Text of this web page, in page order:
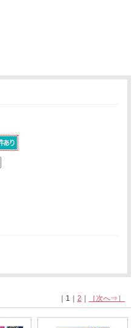
｜1｜ 2 ［次へ⇒］